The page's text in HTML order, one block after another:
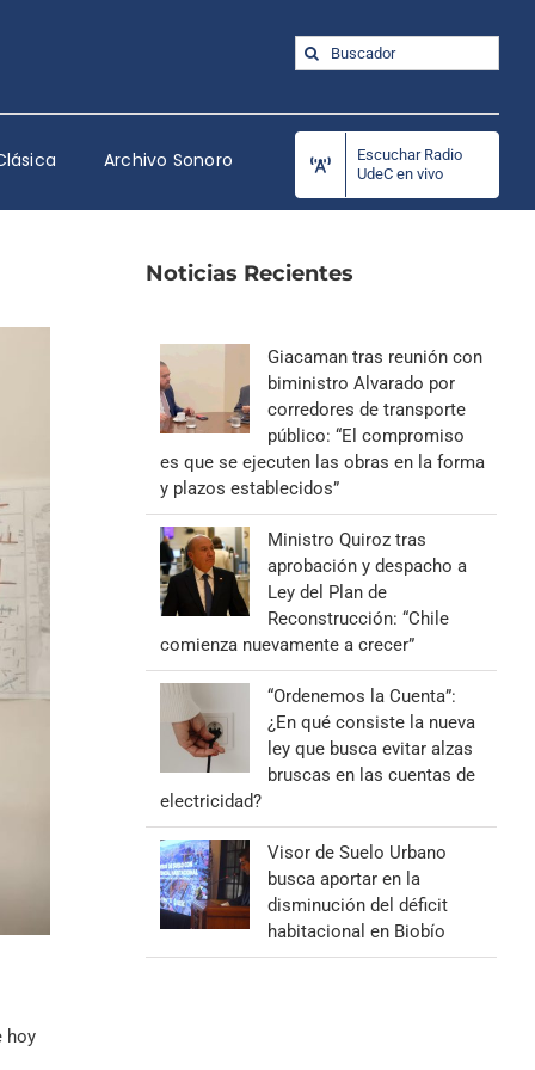
Buscar:
Archivo Sonoro
Escuchar Radio
UdeC en vivo
hoy
Noticias Recientes
Giacaman tras reunión con
biministro Alvarado por
corredores de transporte
público: “El compromiso
es que se ejecuten las obras en la forma
y plazos establecidos”
Ministro Quiroz tras
aprobación y despacho a
Ley del Plan de
Reconstrucción: “Chile
comienza nuevamente a crecer”
“Ordenemos la Cuenta”:
¿En qué consiste la nueva
ley que busca evitar alzas
bruscas en las cuentas de
electricidad?
Visor de Suelo Urbano
busca aportar en la
disminución del déficit
habitacional en Biobío